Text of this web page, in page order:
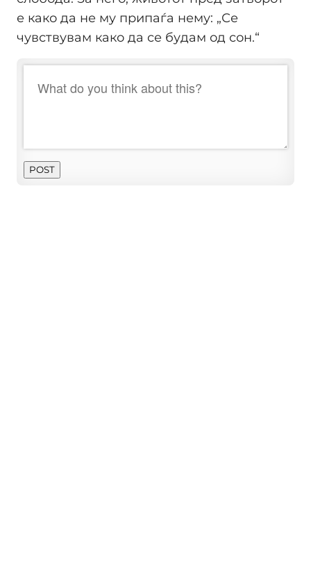
е како да не му припаѓа нему: „Се
чувствувам како да се будам од сон.“
POST